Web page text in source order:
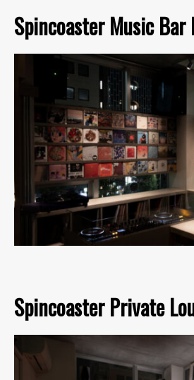
Spincoaster Music Bar
Spincoaster Private